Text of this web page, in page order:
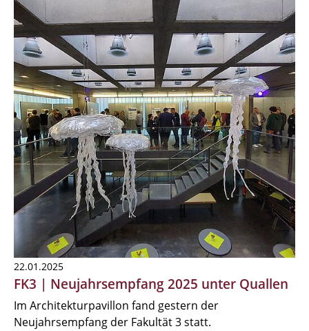
22.01.2025
FK3 | Neujahrsempfang 2025 unter Quallen
Im Architekturpavillon fand gestern der
Neujahrsempfang der Fakultät 3 statt.